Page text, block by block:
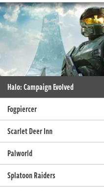
Halo: Campaign Evolved
Fogpiercer
Scarlet Deer Inn
Palworld
Splatoon Raiders